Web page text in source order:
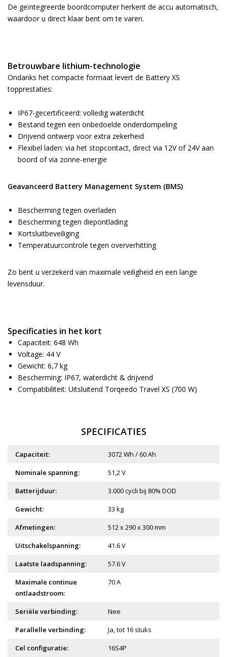
De geïntegreerde boordcomputer herkent de accu automatisch,
waardoor u direct klaar bent om te varen.
Betrouwbare lithium-technologie
Ondanks het compacte formaat levert de Battery XS
topprestaties:
IP67-gecertificeerd: volledig waterdicht
Bestand tegen een onbedoelde onderdompeling
Drijvend ontwerp voor extra zekerheid
Flexibel laden: via het stopcontact, direct via 12V of 24V aan
boord of via zonne-energie
Geavanceerd Battery Management System (BMS)
Bescherming tegen overladen
Bescherming tegen diepontlading
Kortsluitbeveiliging
Temperatuurcontrole tegen oververhitting
Zo bent u verzekerd van maximale veiligheid en een lange
levensduur.
Specificaties in het kort
Capaciteit: 648 Wh
Voltage: 44 V
Gewicht: 6,7 kg
Bescherming: IP67, waterdicht & drijvend
Compatibiliteit: Uitsluitend Torqeedo Travel XS (700 W)
SPECIFICATIES
Capaciteit:
3072 Wh / 60 Ah
Nominale spanning:
51,2 V
Batterijduur:
3.000 cycli bij 80% DOD
Gewicht:
33 kg
Afmetingen:
512 x 290 x 300 mm
Uitschakelspanning:
41.6 V
Laatste laadspanning:
57.6 V
Maximale continue
ontlaadstroom:
70 A
Seriële verbinding:
Nee
Parallelle verbinding:
Ja, tot 16 stuks
Cel configuratie:
16S4P